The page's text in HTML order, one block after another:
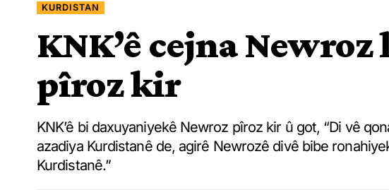
KURDISTAN
KNK’ê cejna Newroz
pîroz kir
KNK’ê bi daxuyaniyekê Newroz pîroz kir û got, “Di vê
azadiya Kurdistanê de, agirê Newrozê divê bibe
Kurdistanê.”